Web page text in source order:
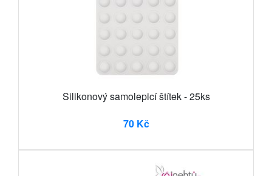
Silikonový samolepicí štítek - 25ks
70 Kč